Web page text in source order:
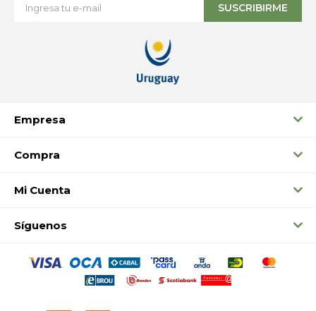
Empresa
Compra
Mi Cuenta
Síguenos
SUSCRIBIRME